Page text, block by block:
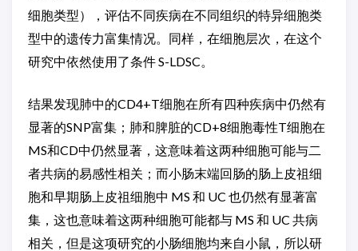
细胞类型），评估不同疾病在不同组织的特异细胞类
型中的遗传力富集情况。同样，在细胞层次，在这个
研究中依然使用了条件 S-LDSC。
结果发现肺中的CD4+T细胞在所有四种疾病中仍然有
显著的SNP富集；肺和脾脏的CD+8细胞毒性T细胞在
MS和CD中仍然显著，这意味着这两种细胞可能与二
者共病的易感性相关；而小肠末端回肠的肠上皮祖细
胞和早期肠上皮祖细胞中 MS 和 UC 也仍然有显著富
集，这也意味着这两种细胞可能都与 MS 和 UC 共病
相关，但是这项研究的小肠细胞均来自小鼠，所以研